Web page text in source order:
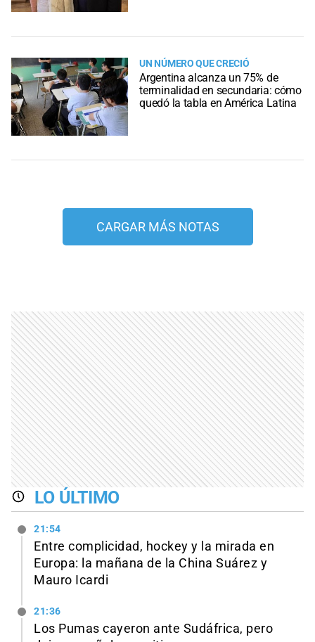
UN NÚMERO QUE CRECIÓ
Argentina alcanza un 75% de
terminalidad en secundaria: cómo
quedó la tabla en América Latina
CARGAR MÁS NOTAS
LO ÚLTIMO
21:54
Entre complicidad, hockey y la mirada en
Europa: la mañana de la China Suárez y
Mauro Icardi
21:36
Los Pumas cayeron ante Sudáfrica, pero